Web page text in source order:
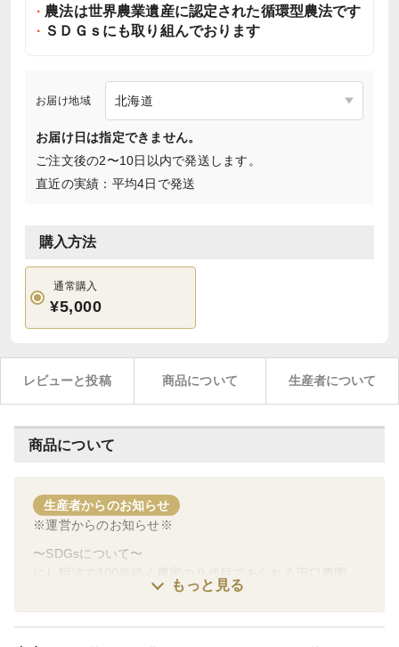
農法は世界農業遺産に認定された循環型農法です
ＳＤＧｓにも取り組んでおります
お届け地域
お届け日は指定できません。
ご注文後の2〜10日以内で発送します。
直近の実績：平均4日で発送
購入方法
通常購入
¥5,000
レビューと投稿 商品について 生産者について
商品について
生産者からのお知らせ
※運営からのお知らせ※
〜SDGsについて〜
菜を栽培する専業農家です。
もっと見る